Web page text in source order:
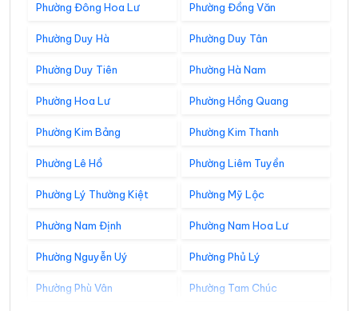
Phường Đông Hoa Lư Phường Đồng Văn
Phường Duy Hà Phường Duy Tân
Phường Duy Tiên Phường Hà Nam
Phường Hoa Lư Phường Hồng Quang
Phường Kim Bảng Phường Kim Thanh
Phường Lê Hồ Phường Liêm Tuyền
Phường Lý Thường Kiệt Phường Mỹ Lộc
Phường Nam Định Phường Nam Hoa Lư
Phường Nguyễn Uý Phường Phủ Lý
Phường Phù Vân Phường Tam Chúc